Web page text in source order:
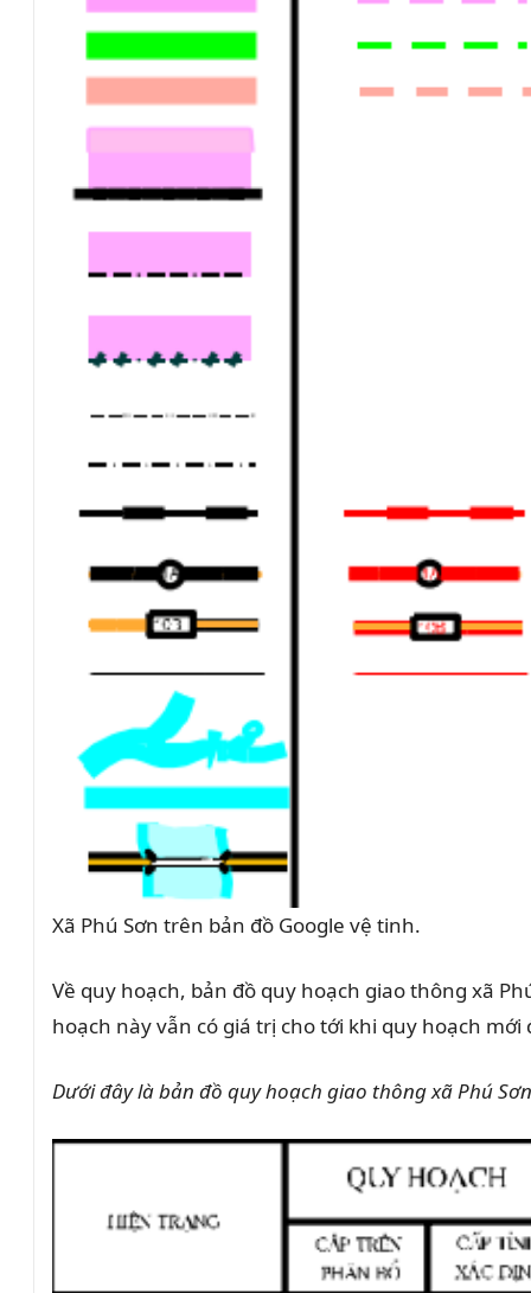
Xã Phú Sơn trên bản đồ Google vệ tinh.
Về quy hoạch, bản đồ quy hoạch giao thông xã
hoạch này vẫn có giá trị cho tới khi quy hoạch
Dưới đây là bản đồ quy hoạch giao thông xã Phú